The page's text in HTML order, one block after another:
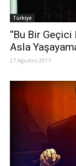
Türkiye
“Bu Bir Geçici
Asla
27 Ağustos 2017